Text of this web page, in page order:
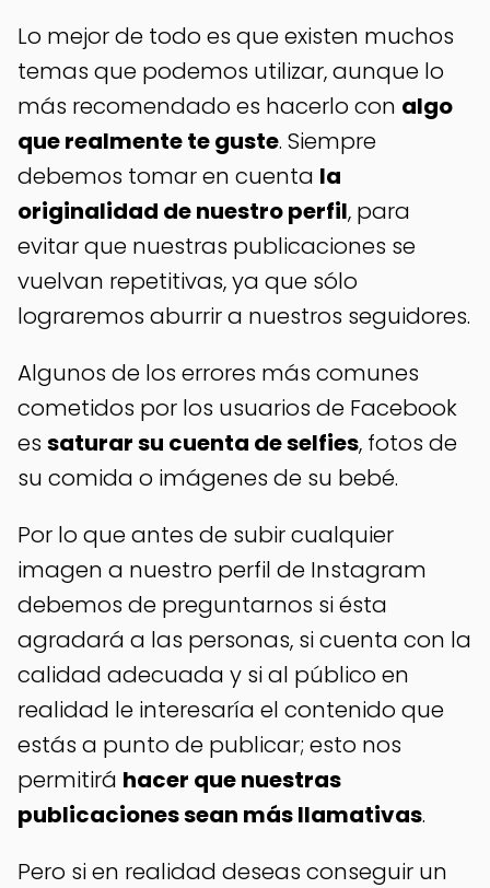
Lo mejor de todo es que existen muchos
temas que podemos utilizar, aunque lo
más recomendado es hacerlo con algo
que realmente te guste. Siempre
debemos tomar en cuenta la
originalidad de nuestro perfil, para
evitar que nuestras publicaciones se
vuelvan repetitivas, ya que sólo
lograremos aburrir a nuestros seguidores.
Algunos de los errores más comunes
cometidos por los usuarios de Facebook
es saturar su cuenta de selfies, fotos de
su comida o imágenes de su bebé.
Por lo que antes de subir cualquier
imagen a nuestro perfil de Instagram
debemos de preguntarnos si ésta
agradará a las personas, si cuenta con la
calidad adecuada y si al público en
realidad le interesaría el contenido que
estás a punto de publicar; esto nos
permitirá hacer que nuestras
publicaciones sean más llamativas.
Pero si en realidad deseas conseguir un